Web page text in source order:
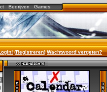
Bedrijven Games
(Registreren)Wachtwoord vergeten?